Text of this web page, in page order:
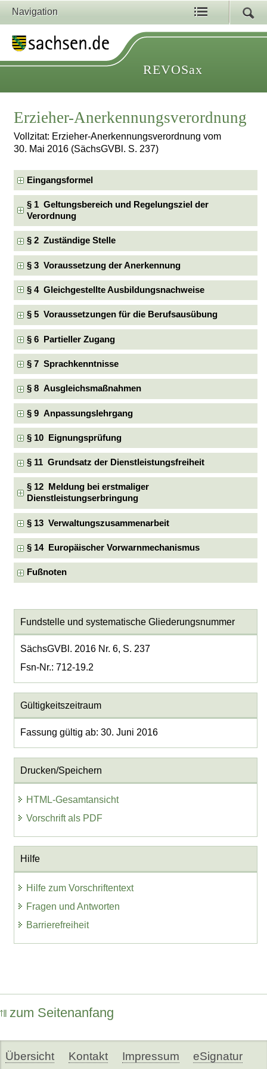
Navigation
REVOSax
Erzieher-Anerkennungsverordnung
Vollzitat: Erzieher-Anerkennungsverordnung vom
30. Mai 2016 (SächsGVBl. S. 237)
Eingangsformel
§ 1 Geltungsbereich und Regelungsziel der
Verordnung
§ 2 Zuständige Stelle
§ 3 Voraussetzung der Anerkennung
§ 4 Gleichgestellte Ausbildungsnachweise
§ 5 Voraussetzungen für die Berufsausübung
§ 6 Partieller Zugang
§ 7 Sprachkenntnisse
§ 8 Ausgleichsmaßnahmen
§ 9 Anpassungslehrgang
§ 10 Eignungsprüfung
§ 11 Grundsatz der Dienstleistungsfreiheit
§ 12 Meldung bei erstmaliger
Dienstleistungserbringung
§ 13 Verwaltungszusammenarbeit
§ 14 Europäischer Vorwarnmechanismus
Fußnoten
Fundstelle und systematische Gliederungsnummer
SächsGVBl. 2016 Nr. 6, S. 237
Fsn-Nr.: 712-19.2
Gültigkeitszeitraum
Fassung gültig ab: 30. Juni 2016
Drucken/Speichern
HTML-Gesamtansicht
Vorschrift als PDF
Hilfe
Hilfe zum Vorschriftentext
Fragen und Antworten
Barrierefreiheit
zum Seitenanfang
Übersicht Kontakt Impressum eSignatur